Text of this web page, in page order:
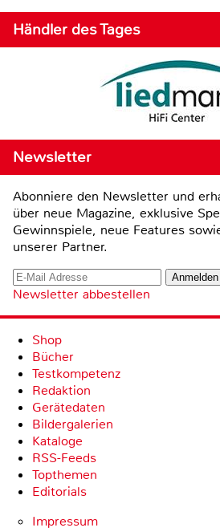
Händler des Tages
Newsletter
Abonniere den Newsletter und
über neue Magazine, exklusive
Gewinnspiele, neue Features
unserer Partner.
Newsletter abbestellen
Shop
Bücher
Testkompetenz
Redaktion
Gerätedaten
Bildergalerien
Kataloge
RSS-Feeds
Topthemen
Editorials
Impressum